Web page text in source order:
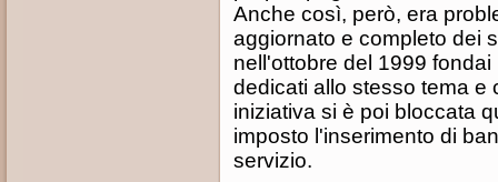
Anche così, però, era
aggiornato e completo dei
nell'ottobre del 1999
dedicati allo stesso tema e
iniziativa si è poi bloccata
imposto l'inserimento di
servizio.